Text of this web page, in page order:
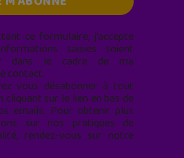
ce formulaire, j’accepte
saisies soient
dans le cadre de ma
contact.
vous désabonner à tout
cliquant sur le lien en bas de
emails. Pour obtenir plus
sur nos pratiques de
rendez-vous sur notre